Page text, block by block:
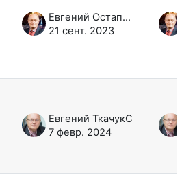
Евгений Остапович Ткачук
21 сент. 2023
Евгений ТкачукС
7 февр. 2024